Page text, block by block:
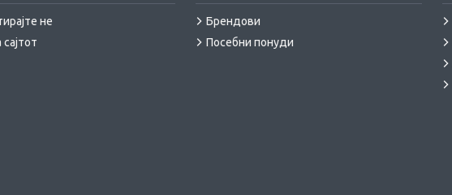
не
Брендови
Посебни понуди